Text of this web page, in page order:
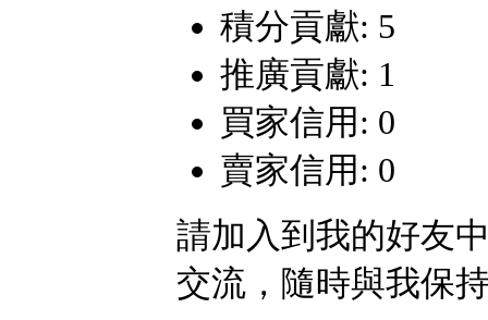
積分貢獻: 5
推廣貢獻: 1
買家信用: 0
賣家信用: 0
請加入到我的好友
交流，隨時與我保